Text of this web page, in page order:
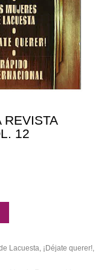
REVISTA
12
Lacuesta, ¡Déjate querer!,